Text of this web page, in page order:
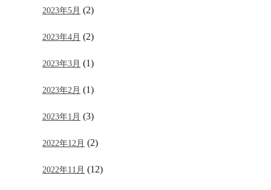
2023年5月 (2)
2023年4月 (2)
2023年3月 (1)
2023年2月 (1)
2023年1月 (3)
2022年12月 (2)
2022年11月 (12)